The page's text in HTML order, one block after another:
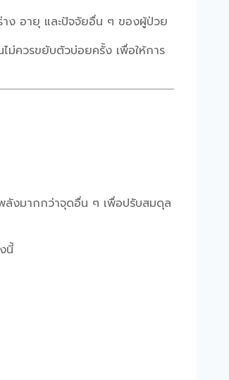
าง อายุ และปัจจัยอื่น ๆ ของผู้ป่วย
ม่ควรขยับตัวบ่อยครั้ง เพื่อให้การ
ลังมากกว่าจุดอื่น ๆ เพื่อปรับสมดุล
นี้